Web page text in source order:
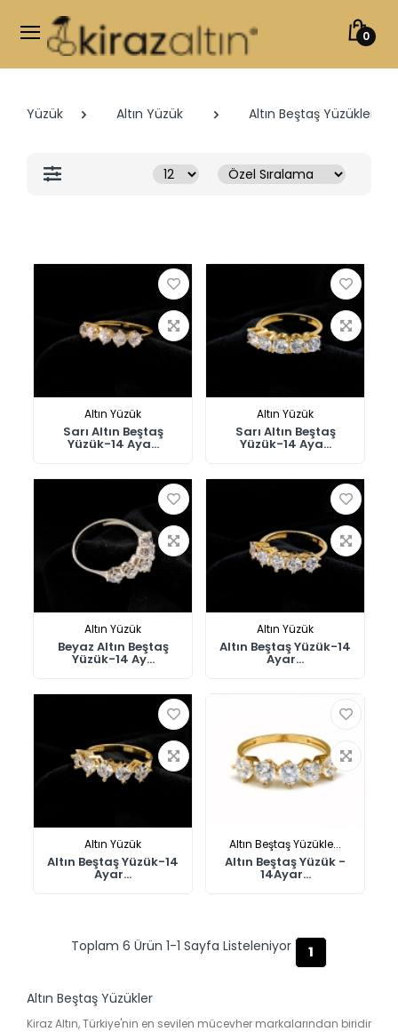
0
Yüzük Altın Yüzük Altın Beştaş Yüzükler
Altın Yüzük
Sarı Altın Beştaş
Yüzük-14 Aya...
Altın Yüzük
Sarı Altın Beştaş
Yüzük-14 Aya...
Altın Yüzük
Beyaz Altın Beştaş
Yüzük-14 Ay...
Altın Yüzük
Altın Beştaş Yüzük-14
Ayar...
Altın Yüzük
Altın Beştaş Yüzük-14
Ayar...
Altın Beştaş Yüzükle...
Altın Beştaş Yüzük -
14Ayar...
Toplam 6 Ürün 1-1 Sayfa Listeleniyor 1
Altın Beştaş Yüzükler
Kiraz Altın, Türkiye'nin en sevilen mücevher markalarından biridir